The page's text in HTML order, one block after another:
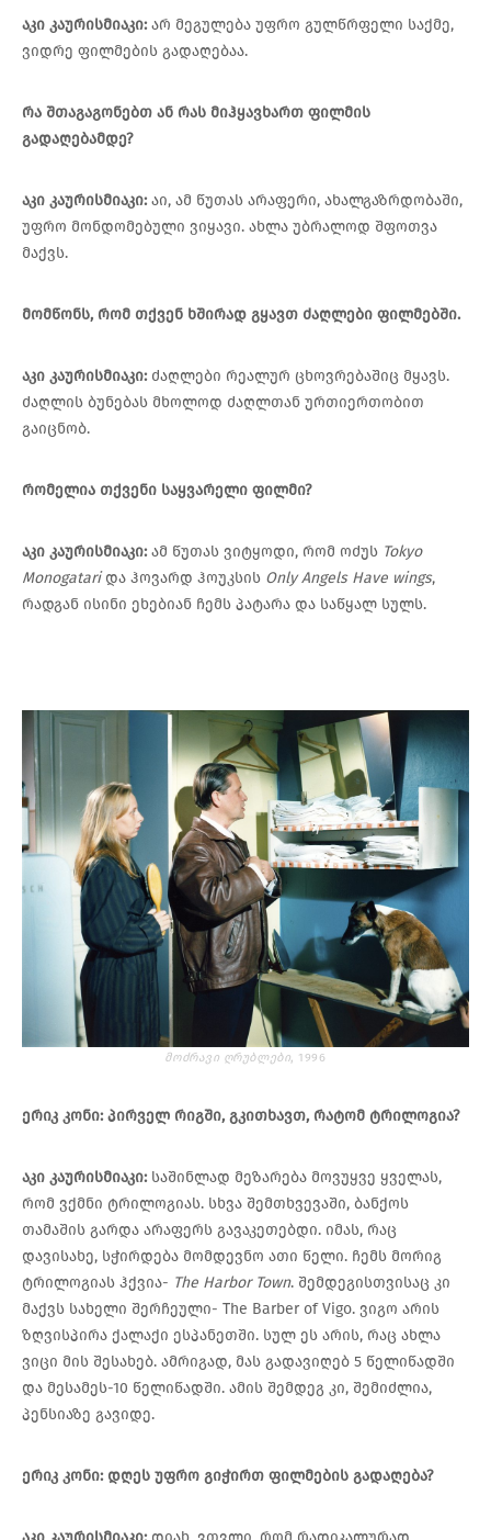
აკი კაურისმიაკი: არ მეგულება უფრო გულწრფელი საქმე,
ვიდრე ფილმების გადაღებაა.
რა შთაგაგონებთ ან რას მიჰყავხართ ფილმის
გადაღებამდე?
აკი კაურისმიაკი: აი, ამ წუთას არაფერი, ახალგაზრდობაში,
უფრო მონდომებული ვიყავი. ახლა უბრალოდ შფოთვა
მაქვს.
მომწონს, რომ თქვენ ხშირად გყავთ ძაღლები ფილმებში.
აკი კაურისმიაკი: ძაღლები რეალურ ცხოვრებაშიც მყავს.
ძაღლის ბუნებას მხოლოდ ძაღლთან ურთიერთობით
გაიცნობ.
რომელია თქვენი საყვარელი ფილმი?
აკი კაურისმიაკი: ამ წუთას ვიტყოდი, რომ ოძუს Tokyo
Monogatariდა ჰოვარდ ჰოუკსის Only Angels Have wings,
რადგან ისინი ეხებიან ჩემს პატარა და საწყალ სულს.
ᲛᲝᲫᲠᲐᲕᲘ ᲦᲠᲣᲑᲚᲔᲑᲘ, 1996
ერიკ კონი: პირველ რიგში, გკითხავთ, რატომ ტრილოგია?
აკი კაურისმიაკი: საშინლად მეზარება მოვუყვე ყველას,
რომ ვქმნი ტრილოგიას. სხვა შემთხვევაში, ბანქოს
თამაშის გარდა არაფერს გავაკეთებდი. იმას, რაც
დავისახე, სჭირდება მომდევნო ათი წელი. ჩემს მორიგ
ტრილოგიას ჰქვია- The Harbor Town. შემდეგისთვისაც კი
მაქვს სახელი შერჩეული- The Barber of Vigo. ვიგო არის
ზღვისპირა ქალაქი ესპანეთში. სულ ეს არის, რაც ახლა
ვიცი მის შესახებ. ამრიგად, მას გადავიღებ 5 წელიწადში
და მესამეს-10 წელიწადში. ამის შემდეგ კი, შემიძლია,
პენსიაზე გავიდე.
ერიკ კონი: დღეს უფრო გიჭირთ ფილმების გადაღება?